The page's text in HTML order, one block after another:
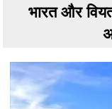
भारत और